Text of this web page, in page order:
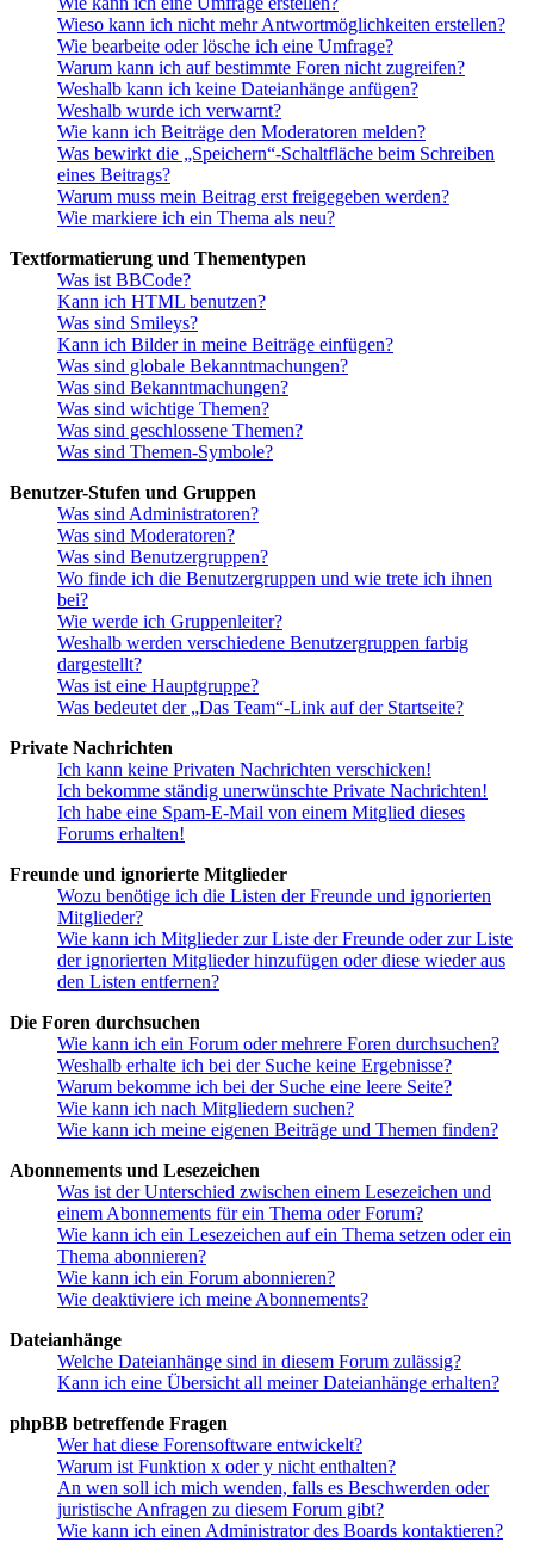
Wieso kann ich nicht mehr Antwortmöglichkeiten erstellen?
Wie bearbeite oder lösche ich eine Umfrage?
Warum kann ich auf bestimmte Foren nicht zugreifen?
Weshalb kann ich keine Dateianhänge anfügen?
Weshalb wurde ich verwarnt?
Wie kann ich Beiträge den Moderatoren melden?
Was bewirkt die „Speichern“-Schaltfläche beim Schreiben
eines Beitrags?
Warum muss mein Beitrag erst freigegeben werden?
Wie markiere ich ein Thema als neu?
Textformatierung und Thementypen
Was ist BBCode?
Kann ich HTML benutzen?
Was sind Smileys?
Kann ich Bilder in meine Beiträge einfügen?
Was sind globale Bekanntmachungen?
Was sind Bekanntmachungen?
Was sind wichtige Themen?
Was sind geschlossene Themen?
Was sind Themen-Symbole?
Benutzer-Stufen und Gruppen
Was sind Administratoren?
Was sind Moderatoren?
Was sind Benutzergruppen?
Wo finde ich die Benutzergruppen und wie trete ich ihnen
bei?
Wie werde ich Gruppenleiter?
Weshalb werden verschiedene Benutzergruppen farbig
dargestellt?
Was ist eine Hauptgruppe?
Was bedeutet der „Das Team“-Link auf der Startseite?
Private Nachrichten
Ich kann keine Privaten Nachrichten verschicken!
Ich bekomme ständig unerwünschte Private Nachrichten!
Ich habe eine Spam-E-Mail von einem Mitglied dieses
Forums erhalten!
Freunde und ignorierte Mitglieder
Wozu benötige ich die Listen der Freunde und ignorierten
Mitglieder?
Wie kann ich Mitglieder zur Liste der Freunde oder zur Liste
der ignorierten Mitglieder hinzufügen oder diese wieder aus
den Listen entfernen?
Die Foren durchsuchen
Wie kann ich ein Forum oder mehrere Foren durchsuchen?
Weshalb erhalte ich bei der Suche keine Ergebnisse?
Warum bekomme ich bei der Suche eine leere Seite?
Wie kann ich nach Mitgliedern suchen?
Wie kann ich meine eigenen Beiträge und Themen finden?
Abonnements und Lesezeichen
Was ist der Unterschied zwischen einem Lesezeichen und
einem Abonnements für ein Thema oder Forum?
Wie kann ich ein Lesezeichen auf ein Thema setzen oder ein
Thema abonnieren?
Wie kann ich ein Forum abonnieren?
Wie deaktiviere ich meine Abonnements?
Dateianhänge
Welche Dateianhänge sind in diesem Forum zulässig?
Kann ich eine Übersicht all meiner Dateianhänge erhalten?
phpBB betreffende Fragen
Wer hat diese Forensoftware entwickelt?
Warum ist Funktion x oder y nicht enthalten?
An wen soll ich mich wenden, falls es Beschwerden oder
juristische Anfragen zu diesem Forum gibt?
Wie kann ich einen Administrator des Boards kontaktieren?